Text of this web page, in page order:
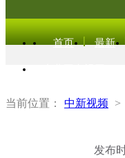
首页 最新
当前位置： 中新视频 >
发布